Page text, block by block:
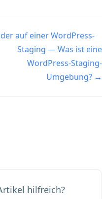
auf einer WordPress-
Staging — Was ist eine
WordPress-Staging-
Umgebung? →
hilfreich?